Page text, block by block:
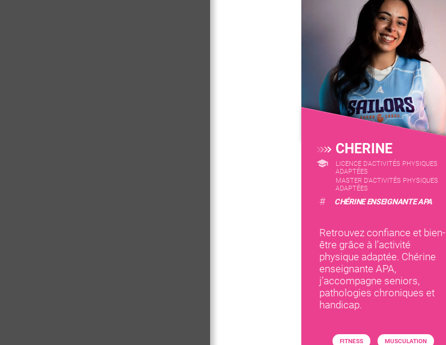
CHERINE
LICENCE D’ACTIVITÉS PHYSIQUES
ADAPTÉES
MASTER D'ACTIVITÉS PHYSIQUES
ADAPTÉES
# CHÉRINE ENSEIGNANTE APA
Retrouvez confiance et bien-
être grâce à l’activité
physique adaptée. Chérine
enseignante APA,
j’accompagne seniors,
pathologies chroniques et
handicap.
FITNESS MUSCULATION